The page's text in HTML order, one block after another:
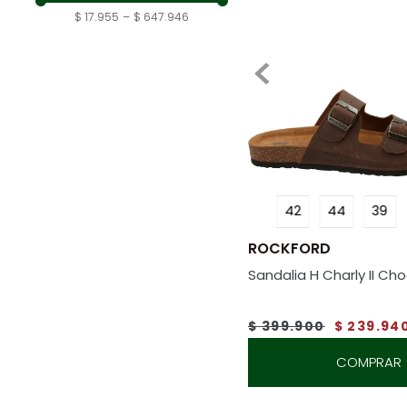
Mostrar 48 más
Pantalones y Jeans
Cuero
$ 17.955 – $ 647.946
42 44 39
ROCKFORD
Sandalia H Charly II
$ 399.900 $ 239.
COMPRAR